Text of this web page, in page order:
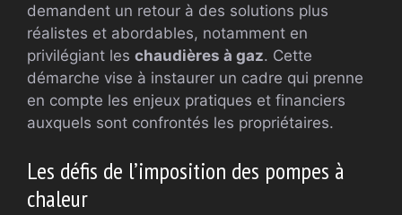
demandent un retour à des solutions plus
réalistes et abordables, notamment en
privilégiant les chaudières à gaz. Cette
démarche vise à instaurer un cadre qui prenne
en compte les enjeux pratiques et financiers
auxquels sont confrontés les propriétaires.
Les défis de l’imposition des pompes à
chaleur